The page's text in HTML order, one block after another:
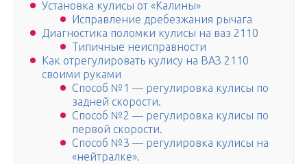
Установка кулисы от «Калины»
Исправление дребезжания рычага
Диагностика поломки кулисы на ваз 2110
Типичные неисправности
Как отрегулировать кулису на ВАЗ 2110
своими руками
Способ №1 — регулировка кулисы по
задней скорости.
Способ №2 — регулировка кулисы по
первой скорости.
Способ №3 — регулировка кулисы на
«нейтралке».